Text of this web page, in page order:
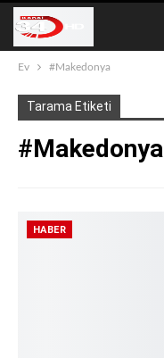
Ev #Makedonya
Tarama Etiketi
#Makedonya
HABER